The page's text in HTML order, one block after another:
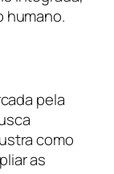
humano.
pela
como
as